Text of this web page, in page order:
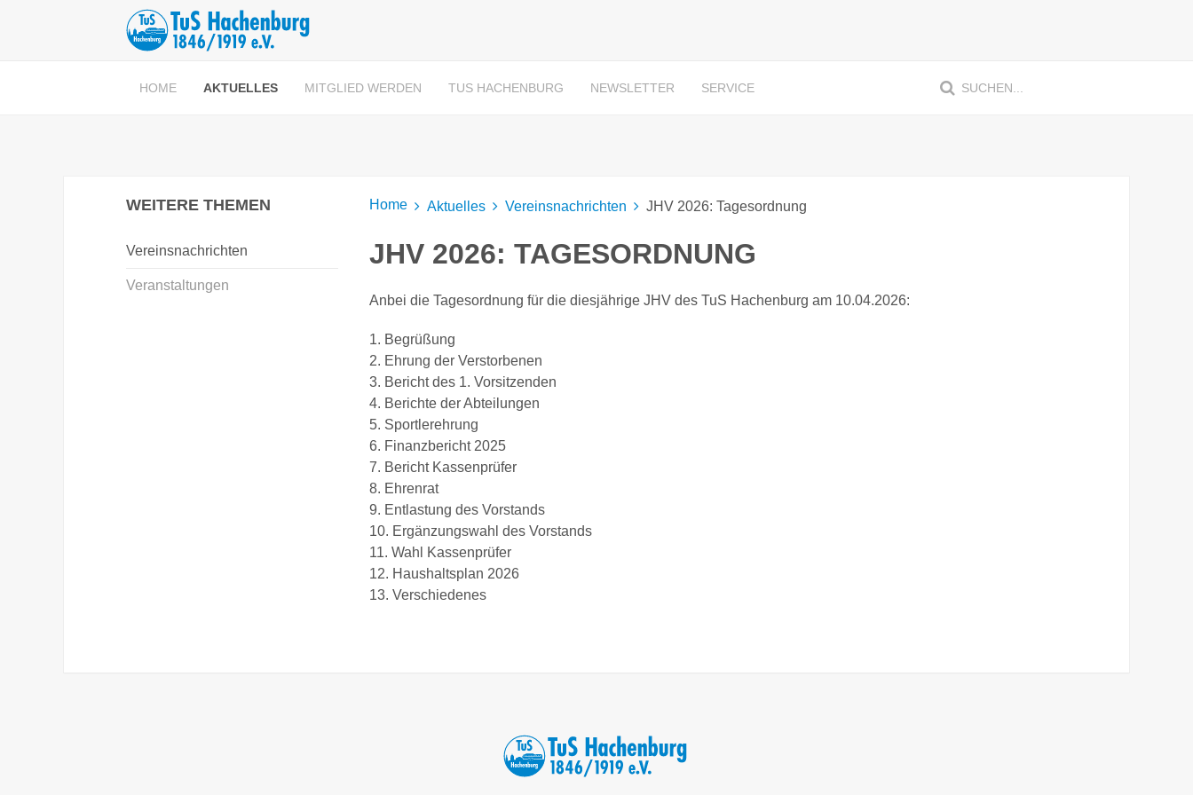
HOME AKTUELLES MITGLIED WERDEN TUS HACHENBURG NEWSLETTER SERVICE
Home Aktuelles Vereinsnachrichten JHV 2026: Tagesordnung
JHV 2026: TAGESORDNUNG
Anbei die Tagesordnung für die diesjährige JHV des TuS Hachenburg am 10.04.2026:
1. Begrüßung
2. Ehrung der Verstorbenen
3. Bericht des 1. Vorsitzenden
4. Berichte der Abteilungen
5. Sportlerehrung
6. Finanzbericht 2025
7. Bericht Kassenprüfer
8. Ehrenrat
9. Entlastung des Vorstands
10. Ergänzungswahl des Vorstands
11. Wahl Kassenprüfer
12. Haushaltsplan 2026
13. Verschiedenes
WEITERE THEMEN
Vereinsnachrichten
Veranstaltungen